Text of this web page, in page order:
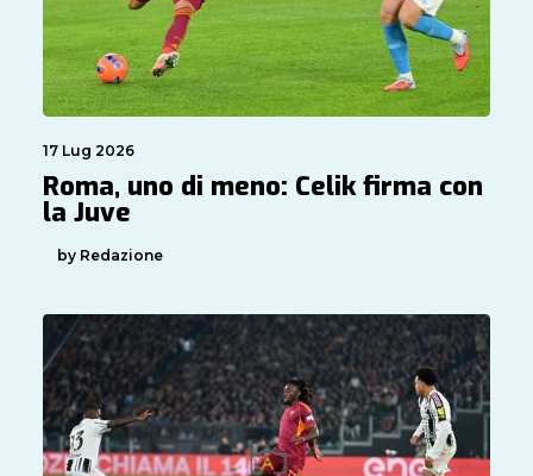
17 Lug 2026
Roma, uno di meno: Celik firma con
la Juve
by Redazione